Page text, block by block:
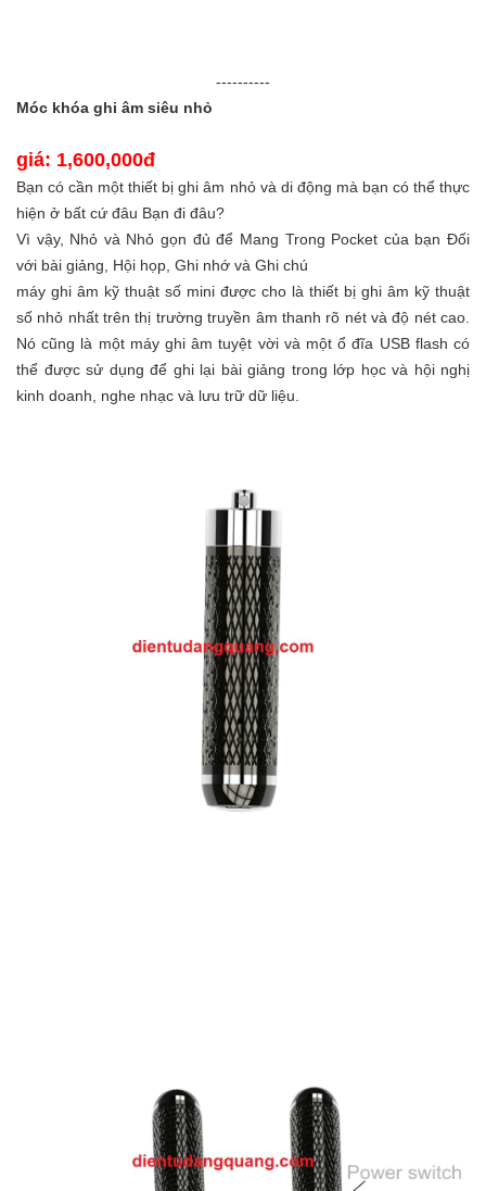
----------
Móc khóa ghi âm siêu nhỏ
giá: 1,600,000đ
Bạn có cần một thiết bị ghi âm nhỏ và di động mà bạn có thể thực
hiện ở bất cứ đâu Bạn đi đâu?
Vì vậy, Nhỏ và Nhỏ gọn đủ để Mang Trong Pocket của bạn Đối
với bài giảng, Hội họp, Ghi nhớ và Ghi chú
máy ghi âm kỹ thuật số mini được cho là thiết bị ghi âm kỹ thuật
số nhỏ nhất trên thị trường truyền âm thanh rõ nét và độ nét cao.
Nó cũng là một máy ghi âm tuyệt vời và một ổ đĩa USB flash có
thể được sử dụng để ghi lại bài giảng trong lớp học và hội nghị
kinh doanh, nghe nhạc và lưu trữ dữ liệu.